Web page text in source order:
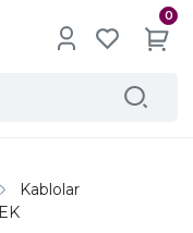
0
Kablolar